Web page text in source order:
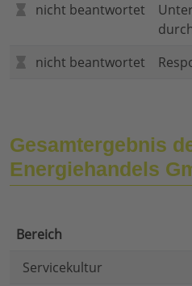
nicht beantwortet
nicht beantwortet
Gesamtergebnis
Energiehandels
Bereich
Servicekultur